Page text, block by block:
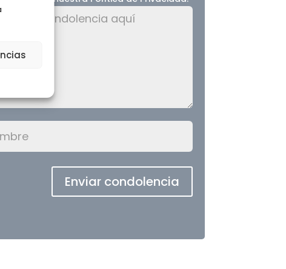
Enviar condolencia